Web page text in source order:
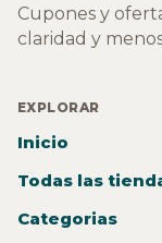
Cupones y
claridad y
EXPLORAR
Inicio
Todas las
Categorias